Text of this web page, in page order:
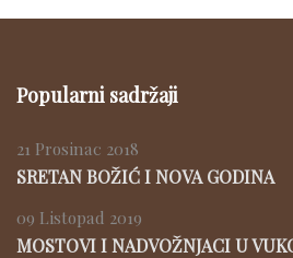
Popularni sadržaji
21 Prosinac 2018
SRETAN BOŽIĆ I NOVA GODINA
09 Listopad 2019
MOSTOVI I NADVOŽNJACI U